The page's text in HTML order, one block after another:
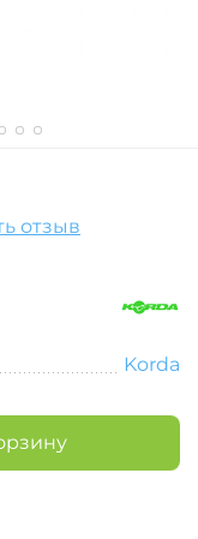
отзыв
Korda